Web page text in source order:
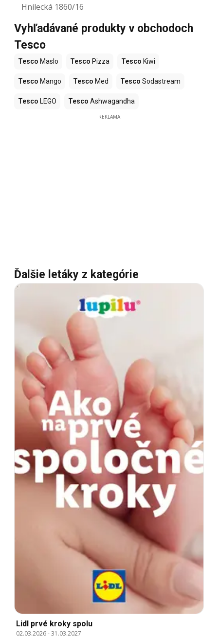
Hnilecká 1860/16
Vyhľadávané produkty v obchodoch
Tesco
Tesco Maslo Tesco Pizza Tesco Kiwi
Tesco Mango Tesco Med Tesco Sodastream
Tesco LEGO Tesco Ashwagandha
REKLAMA
Ďalšie letáky z kategórie
Lidl prvé kroky spolu
02.03.2026-31.03.2027